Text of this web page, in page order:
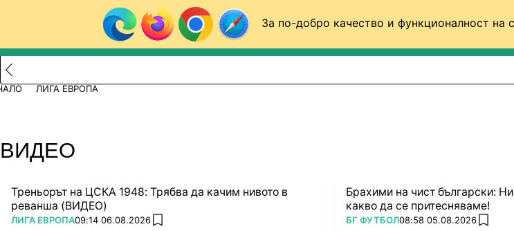
За по-добро качество и функционалност на
Към съдържанието
Търси в сайта
ВИДЕО ФУТБОЛ (БГ)
Назад към ...
ЛИГА ЕВРОПА
ВИДЕО
Треньорът на ЦСКА 1948: Трябва да качим нивото в
реванша (ВИДЕО)
ПОВЕЧЕ ОТ
ЛИГА ЕВРОПА09:14 06.08.2026 add favorites
Брахими на чист български:
какво да се притесняваме!
ПОВЕЧЕ ОТ
БГ ФУТБОЛ08:58 05.08.2026 add